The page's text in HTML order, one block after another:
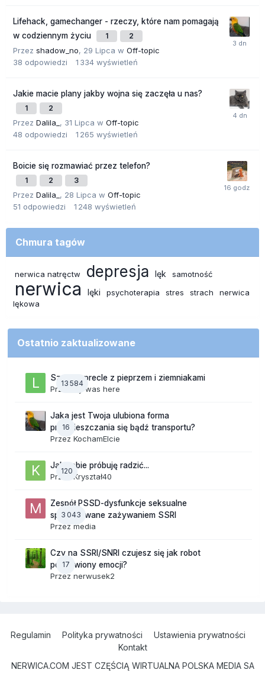
Lifehack, gamechanger - rzeczy, które nam pomagają
w codziennym życiu
1 2
Przez shadow_no, 29 Lipca w Off-topic
38 odpowiedzi 1 334 wyświetleń
Jakie macie plany jakby wojna się zaczęła u nas?
1 2
Przez Dalila_ , 31 Lipca w Off-topic
48 odpowiedzi 1 265 wyświetleń
Boicie się rozmawiać przez telefon?
1 2 3
Przez Dalila_ , 28 Lipca w Off-topic
51 odpowiedzi 1 248 wyświetleń
Chmura tagów
nerwica natręctw depresja lęk samotność
nerwica lęki psychoterapia stres strach
nerwica
lękowa
Ostatnio zaktualizowane
13 584
Szalone precle z pieprzem i ziemniakami
Przezlily was here
16
Jaka jest Twoja ulubiona forma
przemieszczania się bądź transportu?
Przez KochamElcie
120
Jak sobie próbuję radzić...
Przez Kryształ40
3 043
Zespół PSSD-dysfunkcje seksualne
spowodowane zażywaniem SSRI
Przez media
17
Czy na SSRI/SNRI czujesz się jak robot
pozbawiony emocji?
Przez nerwusek2
Regulamin Polityka prywatności
Ustawienia prywatności
Kontakt
NERWICA.COM JEST CZĘŚCIĄ WIRTUALNA POLSKA MEDIA SA